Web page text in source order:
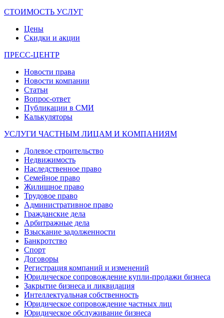
СТОИМОСТЬ УСЛУГ
Цены
Скидки и акции
ПРЕСС-ЦЕНТР
Новости права
Новости компании
Статьи
Вопрос-ответ
Публикации в СМИ
Калькуляторы
УСЛУГИ ЧАСТНЫМ ЛИЦАМ И КОМПАНИЯМ
Долевое строительство
Недвижимость
Наследственное право
Семейное право
Жилищное право
Трудовое право
Административное право
Гражданские дела
Арбитражные дела
Взыскание задолженности
Банкротство
Спорт
Договоры
Регистрация компаний и изменений
Юридическое сопровождение купли-продажи бизнеса
Закрытие бизнеса и ликвидация
Интеллектуальная собственность
Юридическое сопровождение частных лиц
Юридическое обслуживание бизнеса